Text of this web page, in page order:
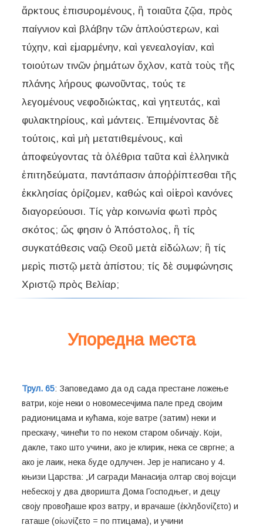
ἄρκτους ἐπισυρομένους, ἢ τοιαῦτα ζῷα, πρὸς
παίγνιον καὶ βλάβην τῶν ἁπλούστερων, καὶ
τύχην, καὶ εἱμαρμένην, καὶ γενεαλογίαν, καὶ
τοιούτων τινῶν ῥημάτων ὄχλον, κατὰ τοὺς τῆς
πλάνης λήρους φωνοῦντας, τούς τε
λεγομένους νεφοδιώκτας, καὶ γητευτάς, καὶ
φυλακτηρίους, καὶ μάντεις. Ἐπιμένοντας δὲ
τούτοις, καὶ μὴ μετατιθεμένους, καὶ
ἀποφεύγοντας τὰ ὀλέθρια ταῦτα καὶ ἑλληνικὰ
ἐπιτηδεύματα, παντάπασιν ἀποῤῥίπτεσθαι τῆς
ἐκκλησίας ὁρίζομεν, καθώς καὶ οἱ ἱεροὶ κανόνες
διαγορεύουσι. Τίς γὰρ κοινωνία φωτὶ πρὸς
σκότος; ὥς φησιν ὁ Ἀπόστολος, ἢ τίς
συγκατάθεσις ναῷ Θεοῦ μετὰ εἰδώλων; ἢ τίς
μερὶς πιστῷ μετὰ ἀπίστου; τίς δὲ συμφώνησις
Χριστῷ πρὸς Βελίαρ;
Упоредна места
Трул. 65: Заповедамо да од сада престане ложење
ватри, које неки о новомесечјима пале пред својим
радионицама и кућама, које ватре (затим) неки и
прескачу, чинећи то по неком старом обичају. Који,
дакле, тако што учини, ако је клирик, нека се свргне; а
ако је лаик, нека буде одлучен. Јер је написано у 4.
књизи Царства: „И сагради Манасија олтар свој војсци
небеској у два дворишта Дома Господњег, и децу
своју провођаше кроз ватру, и врачаше (ἐκληδονίζετο) и
гаташе (οἰωνίζετο = по птицама), и учини